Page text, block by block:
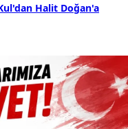
Halit Doğan'a